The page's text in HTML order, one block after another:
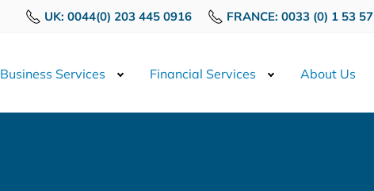
UK: 0044(0) 203 445 0916 FRANCE: 0033 (0) 1 53
Business Services Financial Services About Us